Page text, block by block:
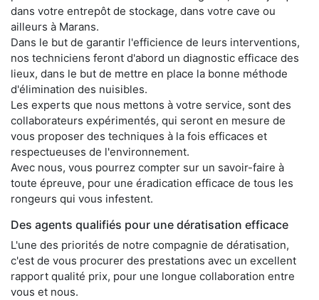
dans votre entrepôt de stockage, dans votre cave ou
ailleurs à Marans.
Dans le but de garantir l'efficience de leurs interventions,
nos techniciens feront d'abord un diagnostic efficace des
lieux, dans le but de mettre en place la bonne méthode
d'élimination des nuisibles.
Les experts que nous mettons à votre service, sont des
collaborateurs expérimentés, qui seront en mesure de
vous proposer des techniques à la fois efficaces et
respectueuses de l'environnement.
Avec nous, vous pourrez compter sur un savoir-faire à
toute épreuve, pour une éradication efficace de tous les
rongeurs qui vous infestent.
Des agents qualifiés pour une dératisation efficace
L'une des priorités de notre compagnie de dératisation,
c'est de vous procurer des prestations avec un excellent
rapport qualité prix, pour une longue collaboration entre
vous et nous.